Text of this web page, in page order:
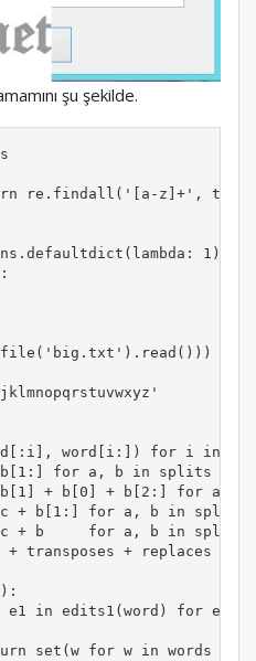
şu şekilde.
re.findall('[a-z]+',
1)
word[i:]) for i in
for a, b in splits if
+ b[0] + b[2:] for a, b
+ b[1:] for a, b in splits
+ b     for a, b in splits
+ transposes + replaces +
e1 in edits1(word) for e2
set(w for w in words if w